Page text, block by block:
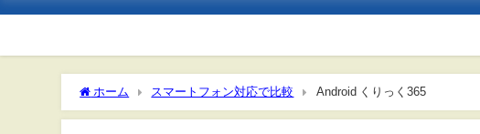
ホーム スマートフォン対応で比較 Android くりっく365